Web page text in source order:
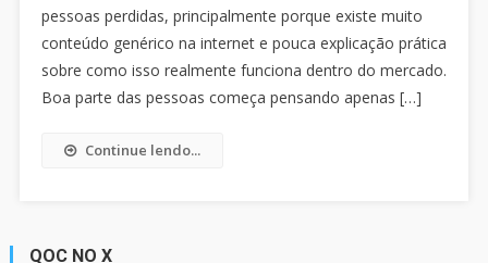
pessoas perdidas, principalmente porque existe muito
conteúdo genérico na internet e pouca explicação prática
sobre como isso realmente funciona dentro do mercado.
Boa parte das pessoas começa pensando apenas […]
Continue lendo...
QOC NO X